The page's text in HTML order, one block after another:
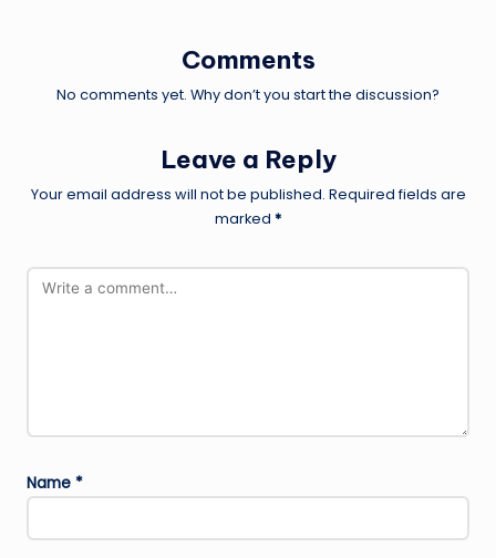
Comments
No comments yet. Why don’t you start the discussion?
Leave a Reply
Your email address will not be published. Required fields are
marked *
Name *